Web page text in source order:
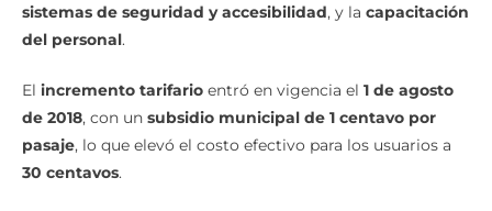
sistemas de seguridad y accesibilidad, y la capacitación
del personal.
El incremento tarifario entró en vigencia el 1 de agosto
de 2018, con un subsidio municipal de 1 centavo por
pasaje, lo que elevó el costo efectivo para los usuarios a
30 centavos.